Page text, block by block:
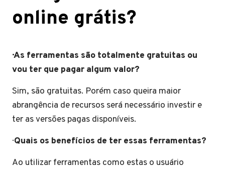
online grátis?
· As ferramentas são totalmente gratuitas ou
vou ter que pagar algum valor?
Sim, são gratuitas. Porém caso queira maior
abrangência de recursos será necessário investir e
ter as versões pagas disponíveis.
·Quais os benefícios de ter essas ferramentas?
Ao utilizar ferramentas como estas o usuário